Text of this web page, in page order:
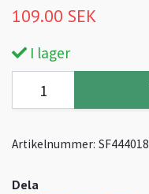
109.00 SEK
I lager
Artikelnummer: SF444018
Dela